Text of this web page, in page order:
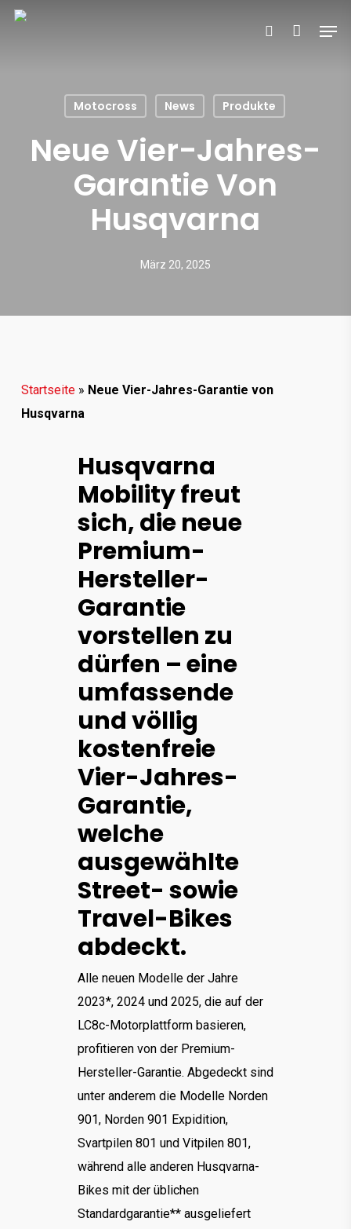
Skip
search
Motocross News Produkte
Neue Vier-Jahres-
Garantie Von
Husqvarna
März 20, 2025
Startseite» Neue Vier-Jahres-Garantie von
Husqvarna
Husqvarna
Mobility freut
sich, die neue
Premium-
Hersteller-
Garantie
vorstellen zu
dürfen – eine
umfassende
und völlig
kostenfreie
Vier-Jahres-
Garantie,
welche
ausgewählte
Street- sowie
Travel-Bikes
abdeckt.
Alle neuen Modelle der Jahre
2023*, 2024 und 2025, die auf der
LC8c-Motorplattform basieren,
profitieren von der Premium-
Hersteller-Garantie. Abgedeckt sind
unter anderem die Modelle Norden
901, Norden 901 Expidition,
Svartpilen 801 und Vitpilen 801,
während alle anderen Husqvarna-
Bikes mit der üblichen
Standardgarantie** ausgeliefert